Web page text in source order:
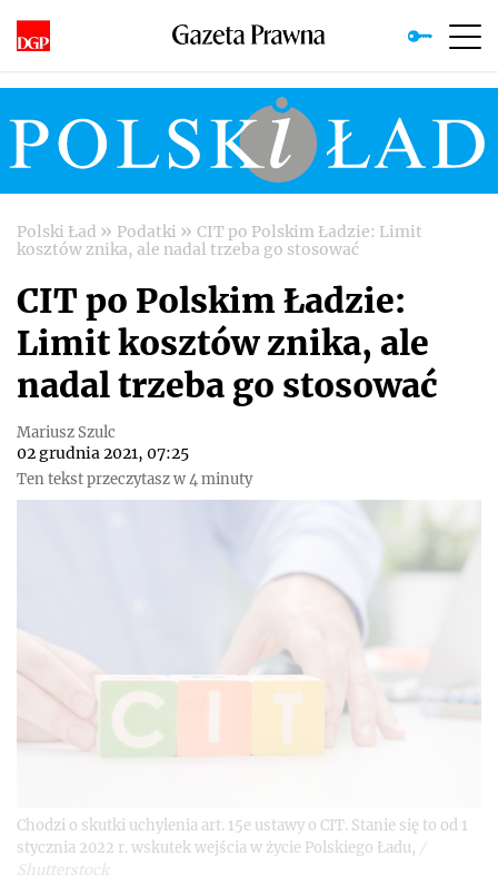
Polski Ład » Podatki » CIT po Polskim Ładzie: Limit
kosztów znika, ale nadal trzeba go stosować
CIT po Polskim Ładzie:
Limit kosztów znika, ale
nadal trzeba go stosować
Mariusz Szulc
02 grudnia 2021, 07:25
Ten tekst przeczytasz w 4 minuty
Chodzi o skutki uchylenia art. 15e ustawy o CIT. Stanie się to od 1
stycznia 2022 r. wskutek wejścia w życie Polskiego Ładu, /
Shutterstock